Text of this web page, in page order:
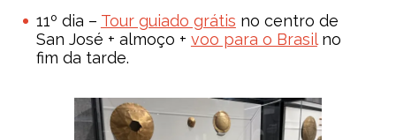
11º dia – Tour guiado grátis no centro de
San José + almoço + voo para o Brasilno
fim da tarde.